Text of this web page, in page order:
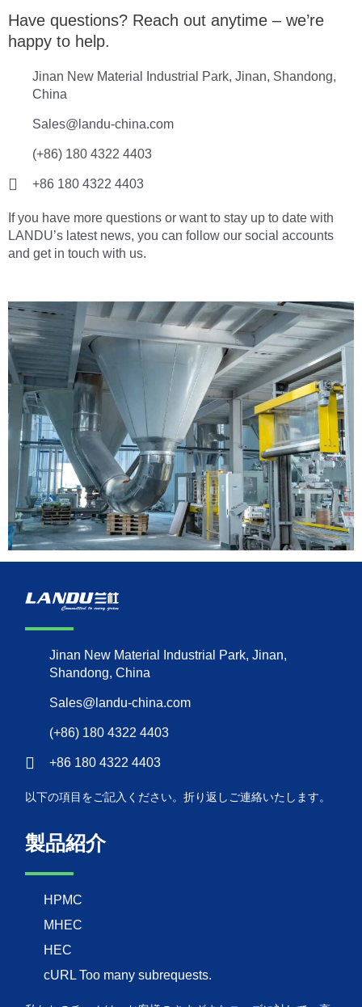
Have questions? Reach out anytime – we’re
happy to help.
Jinan New Material Industrial Park, Jinan, Shandong,
China
Sales@landu-china.com
(+86) 180 4322 4403
+86 180 4322 4403
If you have more questions or want to stay up to date with
LANDU’s latest news, you can follow our social accounts
and get in touch with us.
Jinan New Material Industrial Park, Jinan,
Shandong, China
Sales@landu-china.com
(+86) 180 4322 4403
+86 180 4322 4403
以下の項目をご記入ください。折り返しご連絡いたします。
製品紹介
HPMC
MHEC
HEC
cURL Too many subrequests.